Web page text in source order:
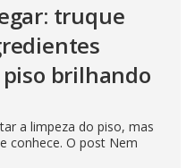
truque
brilhando
a limpeza do piso, mas
conhece. O post Nem